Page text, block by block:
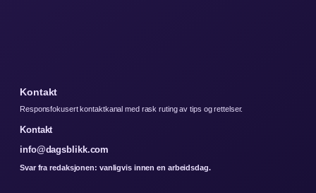
Kontakt
Responsfokusert kontaktkanal med rask ruting av tips og rettelser.
Kontakt
info@dagsblikk.com
Svar fra redaksjonen: vanligvis innen en arbeidsdag.